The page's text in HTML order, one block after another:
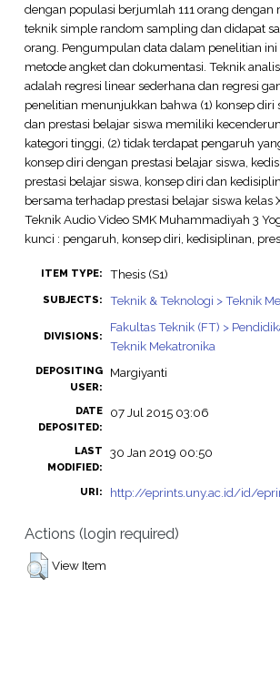
dengan populasi berjumlah 111 orang dengan
teknik simple random sampling dan didapat
orang. Pengumpulan data dalam penelitian
metode angket dan dokumentasi. Teknik
adalah regresi linear sederhana dan regresi
penelitian menunjukkan bahwa (1) konsep diri
dan prestasi belajar siswa memiliki
kategori tinggi, (2) tidak terdapat pengaruh
konsep diri dengan prestasi belajar siswa,
prestasi belajar siswa, konsep diri dan
bersama terhadap prestasi belajar siswa kelas
Teknik Audio Video SMK Muhammadiyah 3
kunci : pengaruh, konsep diri, kedisiplinan,
ITEM TYPE: Thesis (S1)
SUBJECTS: Teknik & Teknologi > Teknik
DIVISIONS:
Fakultas Teknik (FT) >
Teknik Mekatronika
DEPOSITING
USER:
Margiyanti
DATE
DEPOSITED:
07 Jul 2015 03:06
LAST
MODIFIED:
30 Jan 2019 00:50
URI: http://eprints.uny.ac.id/id/
Actions (login required)
View Item